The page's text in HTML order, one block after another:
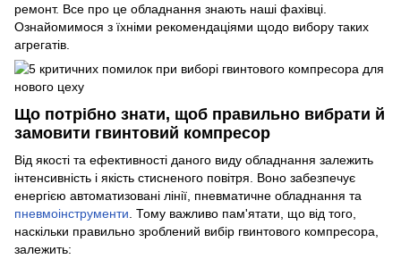
ремонт. Все про це обладнання знають наші фахівці.
Ознайомимося з їхніми рекомендаціями щодо вибору таких
агрегатів.
Що потрібно знати, щоб правильно вибрати й
замовити гвинтовий компресор
Від якості та ефективності даного виду обладнання залежить
інтенсивність і якість стисненого повітря. Воно забезпечує
енергією автоматизовані лінії, пневматичне обладнання та
пневмоінструменти . Тому важливо пам'ятати, що від того,
наскільки правильно зроблений вибір гвинтового компресора,
залежить: